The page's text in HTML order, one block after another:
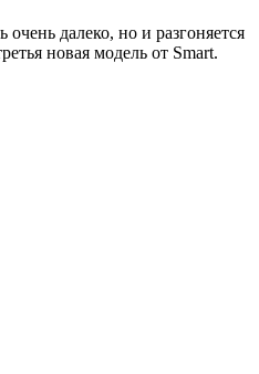
очень далеко, но и разгоняется
новая модель от Smart.